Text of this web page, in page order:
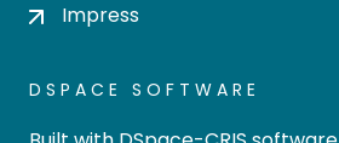
Impress
DSPACE SOFTWARE